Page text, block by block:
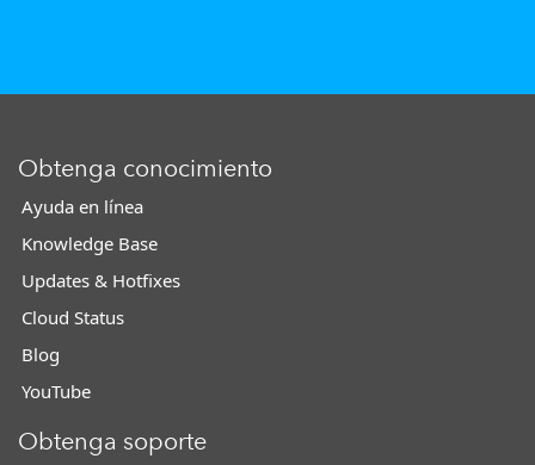
Obtenga conocimiento
Ayuda en línea
Knowledge Base
Updates & Hotfixes
Cloud Status
Blog
YouTube
Obtenga soporte